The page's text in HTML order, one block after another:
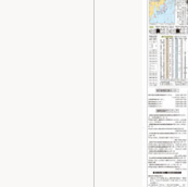
Foreign Laguage